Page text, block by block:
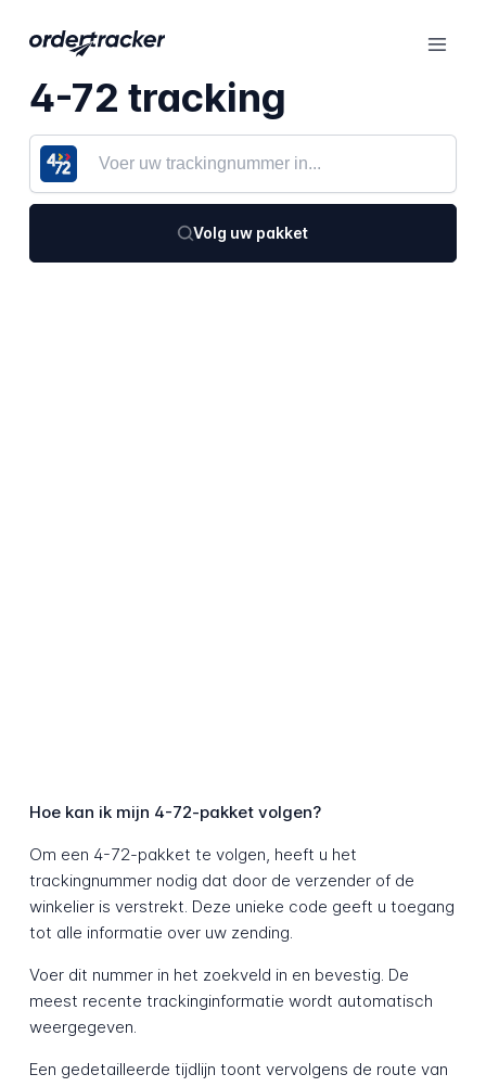
4-72 tracking
Volg uw pakket
Hoe kan ik mijn 4-72-pakket volgen?
Om een 4-72-pakket te volgen, heeft u het
trackingnummer nodig dat door de verzender of de
winkelier is verstrekt. Deze unieke code geeft u toegang
tot alle informatie over uw zending.
Voer dit nummer in het zoekveld in en bevestig. De
meest recente trackinginformatie wordt automatisch
weergegeven.
Een gedetailleerde tijdlijn toont vervolgens de route van